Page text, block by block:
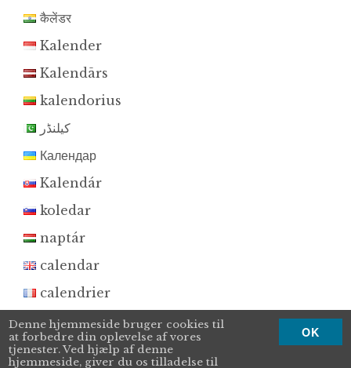
कैलेंडर
Kalender
Kalendārs
kalendorius
کیلنڈر
Календар
Kalendár
koledar
naptár
calendar
calendrier
calendario
Календарь
Denne hjemmeside bruger cookies til
at forbedre din oplevelse af vores
tjenester. Ved hjælp af denne
hjemmeside, giver du os tilladelse til
OK